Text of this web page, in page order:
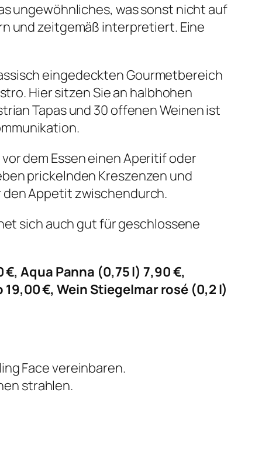
ungewöhnliches, was sonst nicht auf
und zeitgemäß interpretiert. Eine
eingedeckten Gourmetbereich
Hier sitzen Sie an halbhohen
Tapas und 30 offenen Weinen ist
dem Essen einen Aperitif oder
prickelnden Kreszenzen und
Appetit zwischendurch.
sich auch gut für geschlossene
Aqua Panna (0,75 l) 7,90 €,
€, Wein Stiegelmar rosé (0,2 l)
Face vereinbaren.
strahlen.